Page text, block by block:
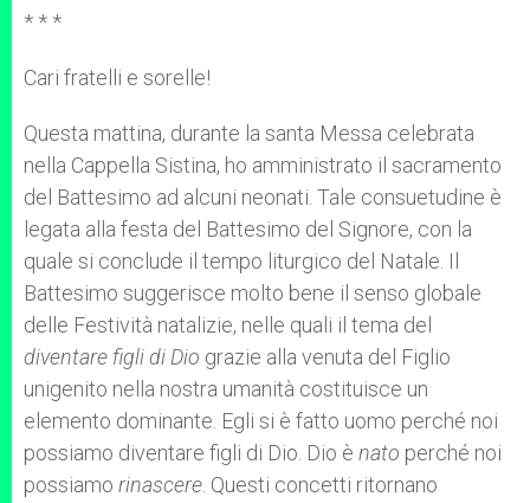
* * *
Cari fratelli e sorelle!
Questa mattina, durante la santa Messa celebrata
nella Cappella Sistina, ho amministrato il sacramento
del Battesimo ad alcuni neonati. Tale consuetudine è
legata alla festa del Battesimo del Signore, con la
quale si conclude il tempo liturgico del Natale. Il
Battesimo suggerisce molto bene il senso globale
delle Festività natalizie, nelle quali il tema del
diventare figli di Dio grazie alla venuta del Figlio
unigenito nella nostra umanità costituisce un
elemento dominante. Egli si è fatto uomo perché noi
possiamo diventare figli di Dio. Dio è nato perché noi
possiamo rinascere . Questi concetti ritornano